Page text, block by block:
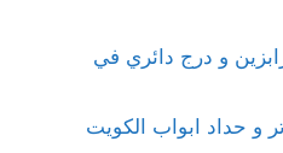
و درج دائري في
و حداد ابواب الكويت